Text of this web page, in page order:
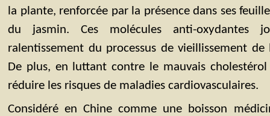
la plante, renforcée par la présence dans ses
du jasmin. Ces molécules anti-
ralentissement du processus de vieillissement de
De plus, en luttant contre le mauvais
réduire les risques de maladies cardiovasculaires.
Considéré en Chine comme une boisson